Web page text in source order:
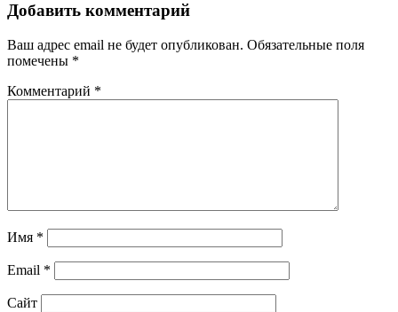
Добавить комментарий
Ваш адрес email не будет опубликован. Обязательные поля
помечены *
Комментарий *
Имя *
Email *
Сайт